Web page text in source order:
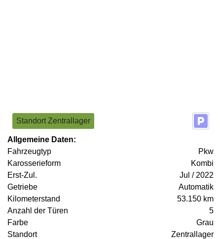
Standort Zentrallager
Allgemeine Daten:
Fahrzeugtyp
Pkw
Karosserieform
Kombi
Erst-Zul.
Jul / 2022
Getriebe
Automatik
Kilometerstand
53.150 km
Anzahl der Türen
5
Farbe
Grau
Standort
Zentrallager